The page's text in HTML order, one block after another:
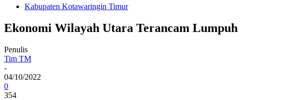
Kabupaten Kotawaringin Timur
Ekonomi Wilayah Utara Terancam Lumpuh
Penulis
Tim TM
-
04/10/2022
0
354